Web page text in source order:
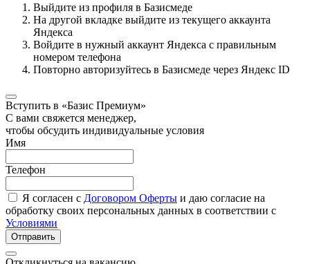
Выйдите из профиля в Базисмеде
На другой вкладке выйдите из текущего аккаунта
Яндекса
Войдите в нужный аккаунт Яндекса с правильным
номером телефона
Повторно авторизуйтесь в Базисмеде через Яндекс ID
Вступить в «Базис Премиум»
С вами свяжется менеджер,
чтобы обсудить индивидуальные условия
Имя
Телефон
Я согласен с Договором Оферты и даю согласие на
обработку своих персональных данных в соответствии с
Условиями
Отправить